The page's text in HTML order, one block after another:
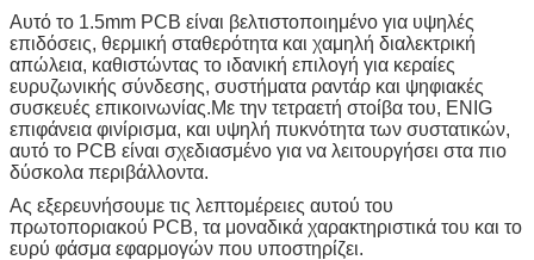
Αυτό το 1.5mm PCB είναι βελτιστοποιημένο για υψηλές
επιδόσεις, θερμική σταθερότητα και χαμηλή διαλεκτρική
απώλεια, καθιστώντας το ιδανική επιλογή για κεραίες
ευρυζωνικής σύνδεσης, συστήματα ραντάρ και ψηφιακές
συσκευές επικοινωνίας.Με την τετραετή στοίβα του, ENIG
επιφάνεια φινίρισμα, και υψηλή πυκνότητα των συστατικών,
αυτό το PCB είναι σχεδιασμένο για να λειτουργήσει στα πιο
δύσκολα περιβάλλοντα.
Ας εξερευνήσουμε τις λεπτομέρειες αυτού του
πρωτοποριακού PCB, τα μοναδικά χαρακτηριστικά του και το
ευρύ φάσμα εφαρμογών που υποστηρίζει.